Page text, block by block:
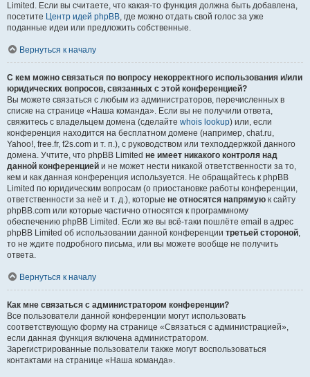
Limited. Если вы считаете, что какая-то функция должна быть добавлена,
посетите Центр идей phpBB, где можно отдать свой голос за уже
поданные идеи или предложить собственные.
Вернуться к началу
С кем можно связаться по вопросу некорректного использования и/или
юридических вопросов, связанных с этой конференцией?
Вы можете связаться с любым из администраторов, перечисленных в
списке на странице «Наша команда». Если вы не получили ответа,
свяжитесь с владельцем домена (сделайте whois lookup) или, если
конференция находится на бесплатном домене (например, chat.ru,
Yahoo!, free.fr, f2s.com и т. п.), с руководством или техподдержкой данного
домена. Учтите, что phpBB Limited не имеет никакого контроля над
данной конференцией и не может нести никакой ответственности за то,
кем и как данная конференция используется. Не обращайтесь к phpBB
Limited по юридическим вопросам (о приостановке работы конференции,
ответственности за неё и т. д.), которые не относятся напрямую к сайту
phpBB.com или которые частично относятся к программному
обеспечению phpBB Limited. Если же вы всё-таки пошлёте email в адрес
phpBB Limited об использовании данной конференции третьей стороной,
то не ждите подробного письма, или вы можете вообще не получить
ответа.
Вернуться к началу
Как мне связаться с администратором конференции?
Все пользователи данной конференции могут использовать
соответствующую форму на странице «Связаться с администрацией»,
если данная функция включена администратором.
Зарегистрированные пользователи также могут воспользоваться
контактами на странице «Наша команда».